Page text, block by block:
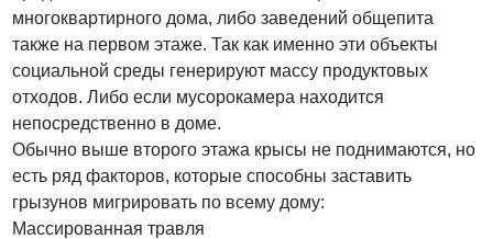
многоквартирного дома, либо заведений общепита
также на первом этаже. Так как именно эти объекты
социальной среды генерируют массу продуктовых
отходов. Либо если мусорокамера находится
непосредственно в доме.
Обычно выше второго этажа крысы не поднимаются, но
есть ряд факторов, которые способны заставить
грызунов мигрировать по всему дому:
Массированная травля